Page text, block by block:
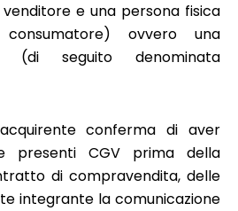
e una persona fisica
ovvero una
(di seguito denominata
conferma di aver
presenti CGV prima della
di compravendita, delle
integrante la comunicazione